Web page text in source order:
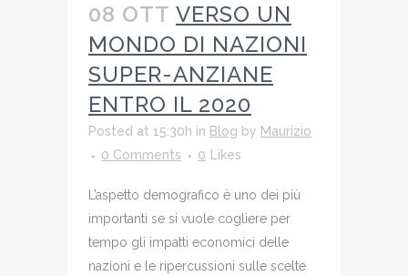
08 OTT VERSO UN
MONDO DI NAZIONI
SUPER-ANZIANE
ENTRO IL 2020
Posted at 15:30h in Blog by Maurizio
0 Comments
0 Likes
L’aspetto demografico è uno dei più
importanti se si vuole cogliere per
tempo gli impatti economici delle
nazioni e le ripercussioni sulle scelte